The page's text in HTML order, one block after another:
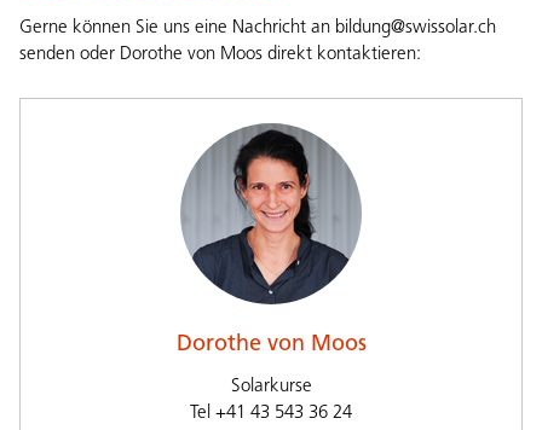
Gerne können Sie uns eine Nachricht an bildung@swissolar.ch
senden oder Dorothe von Moos direkt kontaktieren:
Dorothe von Moos
Solarkurse
Tel +41 43 543 36 24